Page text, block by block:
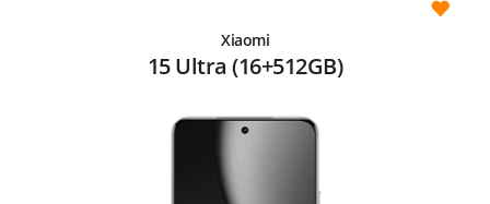
Xiaomi
15 Ultra (16+512GB)